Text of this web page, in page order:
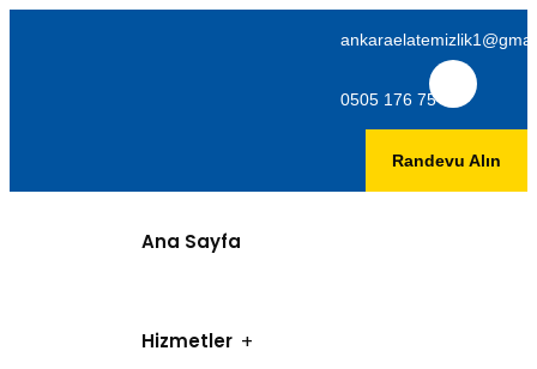
0505 176 75 06
Randevu Alın
Ana Sayfa
Hizmetler